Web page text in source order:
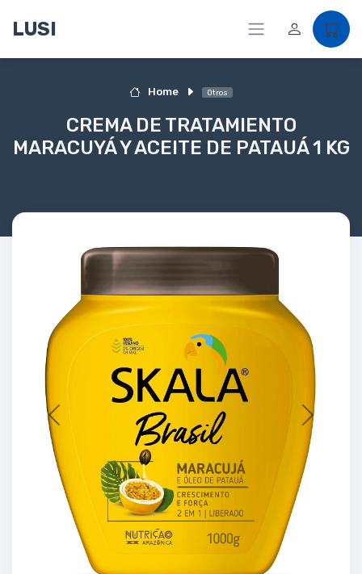
LUSI
Home Otros
CREMA DE TRATAMIENTO
MARACUYÁ Y ACEITE DE PATAUÁ 1 KG
Previous Next